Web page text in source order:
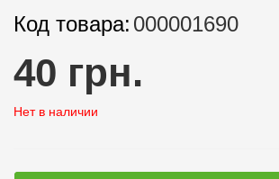
Код товара: 000001690
40 грн.
Нет в наличии